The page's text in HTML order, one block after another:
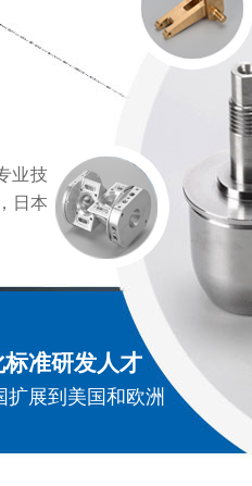
准研发人才
展到美国和欧洲
业技
日本